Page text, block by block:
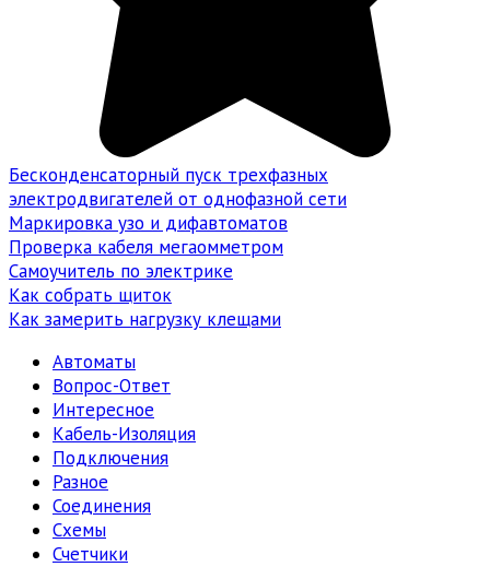
Бесконденсаторный пуск трехфазных
электродвигателей от однофазной сети
Маркировка узо и дифавтоматов
Проверка кабеля мегаомметром
Самоучитель по электрике
Как собрать щиток
Как замерить нагрузку клещами
Автоматы
Вопрос-Ответ
Интересное
Кабель-Изоляция
Подключения
Разное
Соединения
Схемы
Счетчики